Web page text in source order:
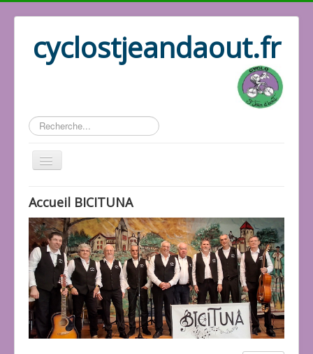
cyclostjeandaout.fr
Rechercher
Association
Les responsables
Les photos
Les vidéos
Le répertoire
Les activités
Accueil Cyclo
Accueil BICITUNA